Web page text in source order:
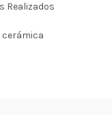
Realizados
cerámica